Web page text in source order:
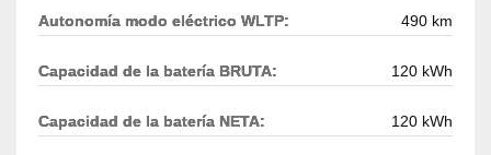
Autonomía modo eléctrico WLTP: 490 km
Capacidad de la batería BRUTA: 120 kWh
Capacidad de la batería NETA: 120 kWh